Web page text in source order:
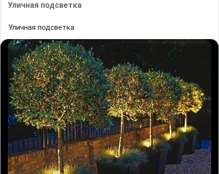
Уличная подсветка
Уличная подсветка